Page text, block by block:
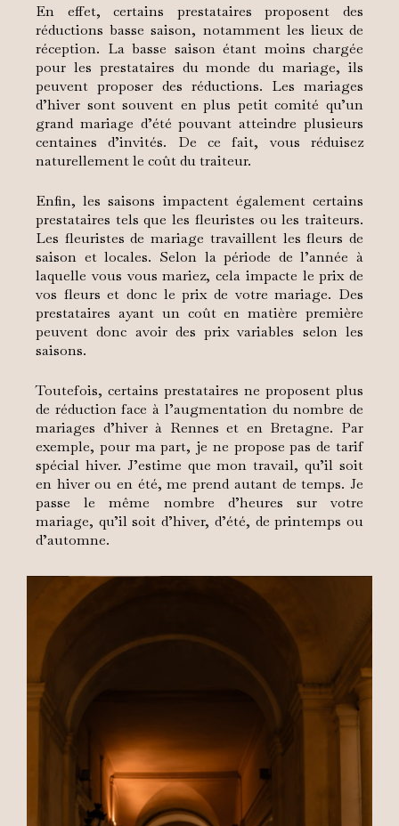
En effet, certains prestataires proposent des
réductions basse saison, notamment les lieux de
réception. La basse saison étant moins chargée
pour les prestataires du monde du mariage, ils
peuvent proposer des réductions. Les mariages
d’hiver sont souvent en plus petit comité qu’un
grand mariage d’été pouvant atteindre plusieurs
centaines d’invités. De ce fait, vous réduisez
naturellement le coût du traiteur.
Enfin, les saisons impactent également certains
prestataires tels que les fleuristes ou les traiteurs.
Les fleuristes de mariage travaillent les fleurs de
saison et locales. Selon la période de l’année à
laquelle vous vous mariez, cela impacte le prix de
vos fleurs et donc le prix de votre mariage. Des
prestataires ayant un coût en matière première
peuvent donc avoir des prix variables selon les
saisons.
Toutefois, certains prestataires ne proposent plus
de réduction face à l’augmentation du nombre de
mariages d’hiver à Rennes et en Bretagne. Par
exemple, pour ma part, je ne propose pas de tarif
spécial hiver. J’estime que mon travail, qu’il soit
en hiver ou en été, me prend autant de temps. Je
passe le même nombre d’heures sur votre
mariage, qu’il soit d’hiver, d’été, de printemps ou
d’automne.